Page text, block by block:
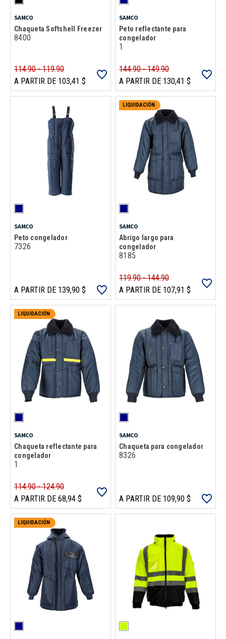
SAMCO
Chaqueta Softshell Freezer
8400
114.90 - 119.90
A PARTIR DE 103,41 $
SAMCO
Peto reflectante para
congelador
1
144.90 - 149.90
A PARTIR DE 130,41 $
SAMCO
Peto congelador
7326
A PARTIR DE 139,90 $
LIQUIDACIÓN
SAMCO
Abrigo largo para
congelador
8185
119.90 - 144.90
A PARTIR DE 107,91 $
LIQUIDACIÓN
SAMCO
Chaqueta reflectante para
congelador
1
114.90 - 124.90
A PARTIR DE 68,94 $
SAMCO
Chaqueta para congelador
8326
A PARTIR DE 109,90 $
LIQUIDACIÓN